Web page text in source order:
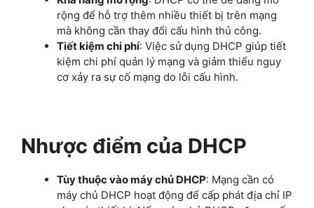
rộng để hỗ trợ thêm nhiều thiết bị trên mạng
mà không cần thay đổi cấu hình thủ công.
Tiết kiệm chi phí: Việc sử dụng DHCP giúp tiết
kiệm chi phí quản lý mạng và giảm thiểu nguy
cơ xảy ra sự cố mạng do lỗi cấu hình.
Nhược điểm của DHCP
Tùy thuộc vào máy chủ DHCP: Mạng cần có
máy chủ DHCP hoạt động để cấp phát địa chỉ IP